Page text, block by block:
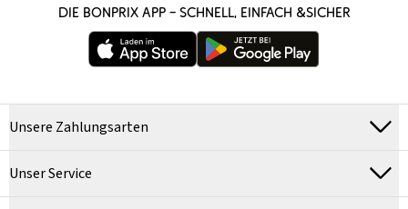
DIE BONPRIX APP – SCHNELL, EINFACH &SICHER
Unsere Zahlungsarten
Unser Service